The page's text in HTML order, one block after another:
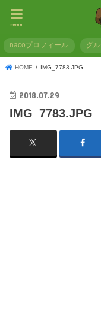
menu
nacoプロフィール グ
HOME IMG_7783.JPG
2018.07.29
IMG_7783.JPG